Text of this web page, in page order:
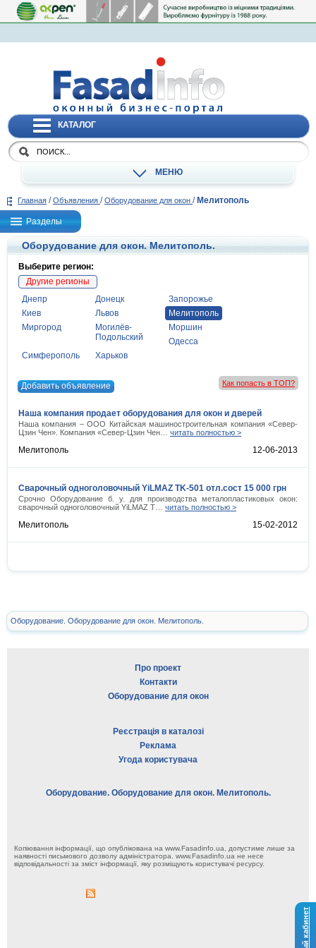
КАТАЛОГ
МЕНЮ
Главная / Объявления / Оборудование для окон / Мелитополь
Разделы
Оборудование для окон. Мелитополь.
Выберите регион:
Другие регионы
Днепр
Донецк
Запорожье
Киев
Львов
Мелитополь
Миргород
Могилёв-
Подольский
Моршин
Одесса
Симферополь
Харьков
Добавить объявление Как попасть в ТОП?
Наша компания продает оборудования для окон и дверей
Наша компания – ООО Китайская машиностроительная компания «Север-
Цзин Чен». Компания «Север-Цзин Чен… читать полностью >
Мелитополь 12-06-2013
Сварочный одноголовочный YiLMAZ TK-501 отл.сост 15 000 грн
Срочно Оборудование б. у. для производства металопластиковых окон:
сварочный одноголовочный YiLMAZ T… читать полностью >
Мелитополь 15-02-2012
Оборудование. Оборудование для окон. Мелитополь.
Про проект
Контакти
Оборудование для окон
Реєстрація в каталозі
Реклама
Угода користувача
Оборудование. Оборудование для окон. Мелитополь.
Копіювання інформації, що опублікована на www.Fasadinfo.ua, допустиме лише за
наявності письмового дозволу адміністратора. www.Fasadinfo.ua не несе
відповідальності за зміст інформації, яку розміщують користувачі ресурсу.